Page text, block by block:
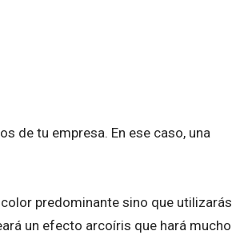
de tu empresa. En ese caso, una
predominante sino que utilizarás
un efecto arcoíris que hará mucho